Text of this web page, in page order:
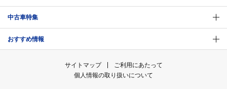
中古車特集
おすすめ情報
サイトマップ
ご利用にあたって
個人情報の取り扱いについて